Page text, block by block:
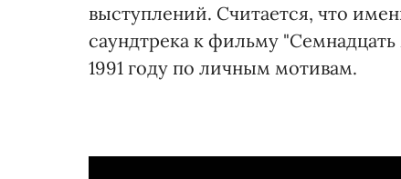
выступлений. Считается, что
саундтрека к фильму
1991 году по личным мотивам.